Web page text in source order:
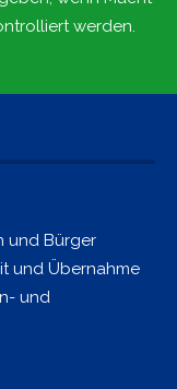
werden.
und Bürger
und Übernahme
und